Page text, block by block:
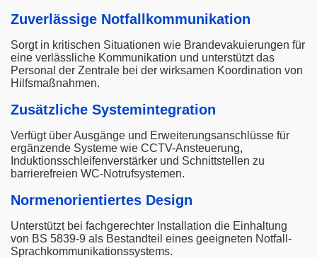
Zuverlässige Notfallkommunikation
Sorgt in kritischen Situationen wie Brandevakuierungen für
eine verlässliche Kommunikation und unterstützt das
Personal der Zentrale bei der wirksamen Koordination von
Hilfsmaßnahmen.
Zusätzliche Systemintegration
Verfügt über Ausgänge und Erweiterungsanschlüsse für
ergänzende Systeme wie CCTV-Ansteuerung,
Induktionsschleifenverstärker und Schnittstellen zu
barrierefreien WC-Notrufsystemen.
Normenorientiertes Design
Unterstützt bei fachgerechter Installation die Einhaltung
von BS 5839-9 als Bestandteil eines geeigneten Notfall-
Sprachkommunikationssystems.